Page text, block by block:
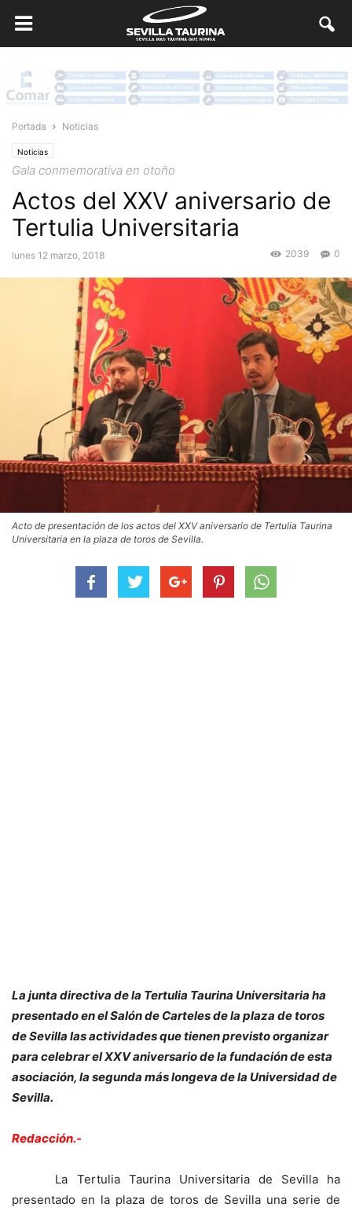
Portada Noticias
Noticias
Gala conmemorativa en otoño
Actos del XXV aniversario de
Tertulia Universitaria
lunes 12 marzo, 2018 0
2039
Acto de presentación de los actos del XXV aniversario de Tertulia Taurina
Universitaria en la plaza de toros de Sevilla.
La junta directiva de la Tertulia Taurina Universitaria ha
presentado en el Salón de Carteles de la plaza de toros
de Sevilla las actividades que tienen previsto organizar
para celebrar el XXV aniversario de la fundación de esta
asociación, la segunda más longeva de la Universidad de
Sevilla.
Redacción.-
La Tertulia Taurina Universitaria de Sevilla ha
presentado en la plaza de toros de Sevilla una serie de